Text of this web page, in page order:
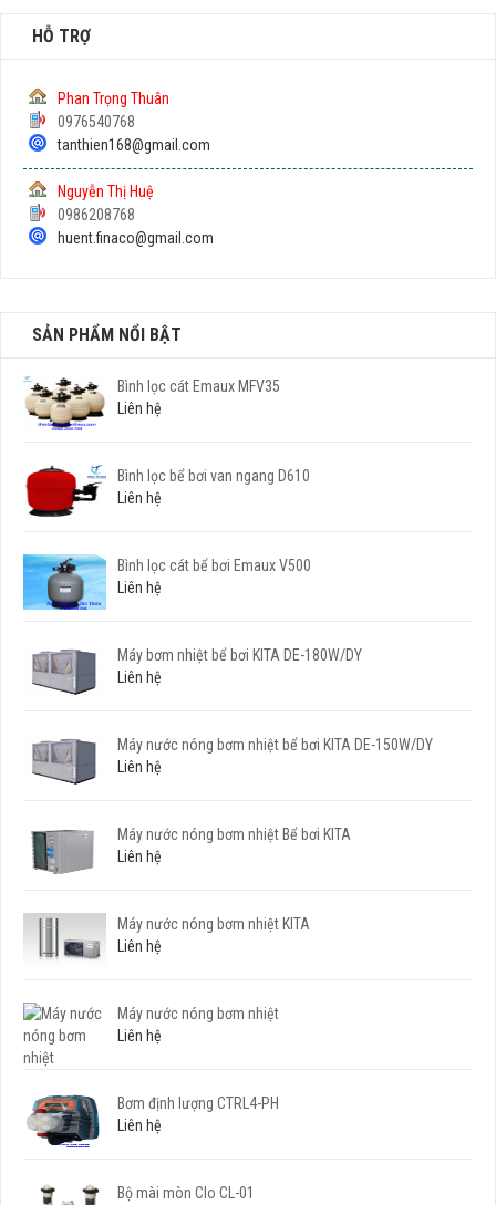
HỖ TRỢ
Phan Trọng Thuân
0976540768
tanthien168@gmail.com
Nguyễn Thị Huệ
0986208768
huent.finaco@gmail.com
SẢN PHẨM NỔI BẬT
Bình lọc cát Emaux MFV35
Liên hệ
Bình lọc bể bơi van ngang D610
Liên hệ
Bình lọc cát bể bơi Emaux V500
Liên hệ
Máy bơm nhiệt bể bơi KITA DE-180W/DY
Liên hệ
Máy nước nóng bơm nhiệt bể bơi KITA DE-150W/DY
Liên hệ
Máy nước nóng bơm nhiệt Bể bơi KITA
Liên hệ
Máy nước nóng bơm nhiệt KITA
Liên hệ
Máy nước nóng bơm nhiệt
Liên hệ
Bơm định lượng CTRL4-PH
Liên hệ
Bộ mài mòn Clo CL-01